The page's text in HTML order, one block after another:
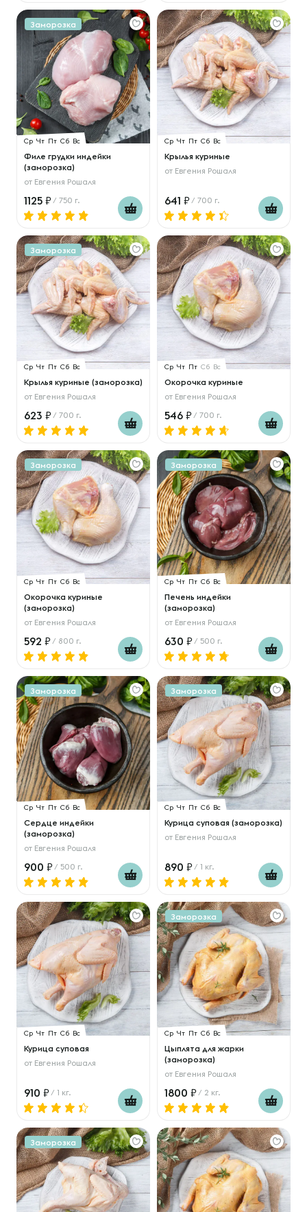
Заморозка
Ср Чт Пт Сб Вс
Филе грудки индейки
(заморозка)
от Евгения Рошаля
1125 / 750 г.
Ср Чт Пт Сб Вс
Крылья куриные
от Евгения Рошаля
641 / 700 г.
Заморозка
Ср Чт Пт Сб Вс
Крылья куриные (заморозка)
от Евгения Рошаля
623 / 700 г.
Ср Чт Пт Сб Вс
Окорочка куриные
от Евгения Рошаля
546 / 700 г.
Заморозка
Ср Чт Пт Сб Вс
Окорочка куриные
(заморозка)
от Евгения Рошаля
592 / 800 г.
Заморозка
Ср Чт Пт Сб Вс
Печень индейки
(заморозка)
от Евгения Рошаля
630 / 500 г.
Заморозка
Ср Чт Пт Сб Вс
Сердце индейки
(заморозка)
от Евгения Рошаля
900 / 500 г.
Заморозка
Ср Чт Пт Сб Вс
Курица суповая (заморозка)
от Евгения Рошаля
890 / 1 кг.
Ср Чт Пт Сб Вс
Курица суповая
от Евгения Рошаля
910 / 1 кг.
Заморозка
Ср Чт Пт Сб Вс
Цыплята для жарки
(заморозка)
от Евгения Рошаля
1800 / 2 кг.
Заморозка